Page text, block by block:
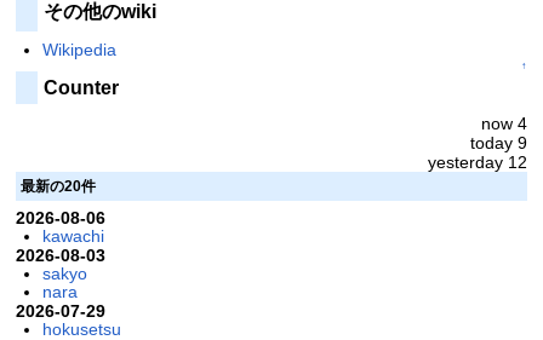
その他のwiki
Wikipedia
↑
Counter
now 4
today 9
yesterday 12
最新の20件
2026-08-06
kawachi
2026-08-03
sakyo
nara
2026-07-29
hokusetsu